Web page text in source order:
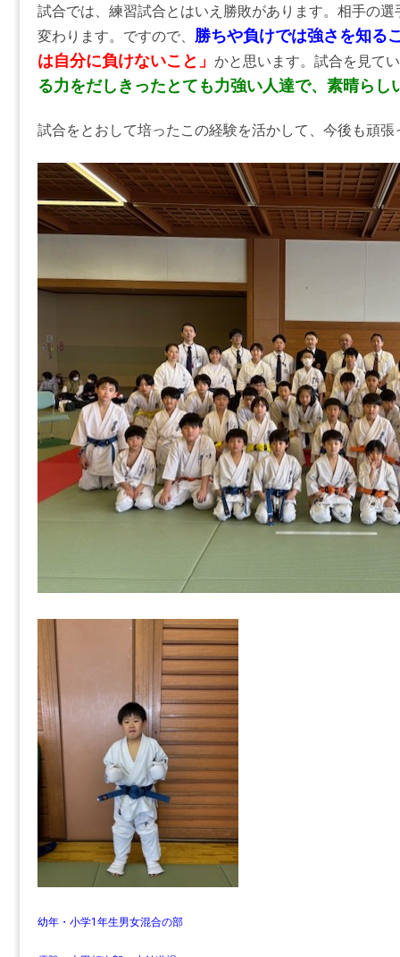
試合では、練習試合とはいえ勝敗があります。相手の
変わります。ですので、 勝ちや負けでは強さを知る
は自分に負けないこと」 かと思います。試合を見て
る力をだしきったとても力強い人達で、素晴らし
試合をとおして培ったこの経験を活かして、今後も頑
幼年・小学1年生男女混合の部